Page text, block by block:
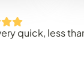
less than